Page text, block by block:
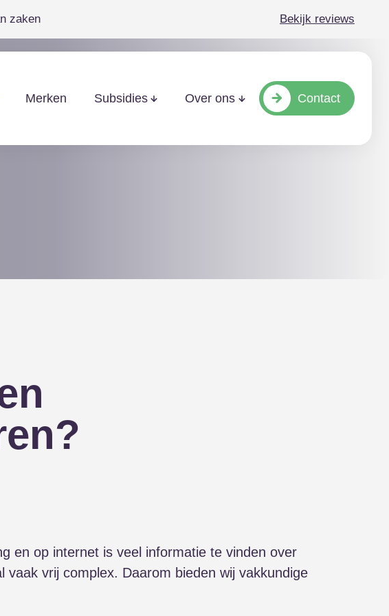
zaken Bekijk reviews
Merken Subsidies Over ons Contact
en op internet is veel informatie te vinden over
vrij complex. Daarom bieden wij vakkundige